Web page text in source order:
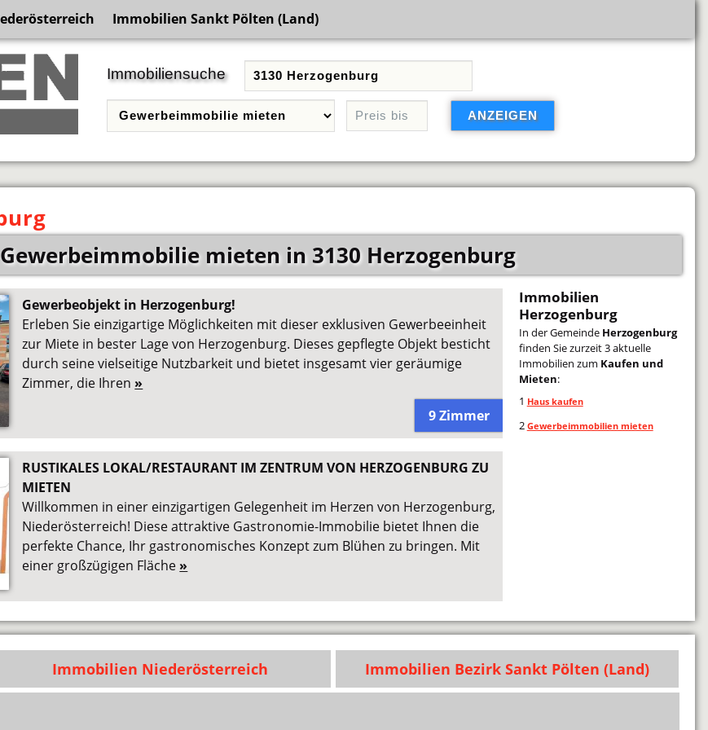
Immobilien Sankt Pölten (Land)
Immobiliensuche
mieten in 3130 Herzogenburg
Gewerbeobjekt in Herzogenburg!
Erleben Sie einzigartige Möglichkeiten mit dieser exklusiven Gewerbeeinheit
zur Miete in bester Lage von Herzogenburg. Dieses gepflegte Objekt besticht
durch seine vielseitige Nutzbarkeit und bietet insgesamt vier geräumige
Zimmer, die Ihren »
9 Zimmer
RUSTIKALES LOKAL/RESTAURANT IM ZENTRUM VON HERZOGENBURG ZU
MIETEN
Willkommen in einer einzigartigen Gelegenheit im Herzen von Herzogenburg,
Niederösterreich! Diese attraktive Gastronomie-Immobilie bietet Ihnen die
perfekte Chance, Ihr gastronomisches Konzept zum Blühen zu bringen. Mit
einer großzügigen Fläche »
Immobilien
Herzogenburg
In der Gemeinde Herzogenburg
finden Sie zurzeit 3 aktuelle
Immobilien zum Kaufen und
Mieten:
1 Haus kaufen
2 Gewerbeimmobilien mieten
Immobilien Niederösterreich Immobilien Bezirk Sankt Pölten (Land)